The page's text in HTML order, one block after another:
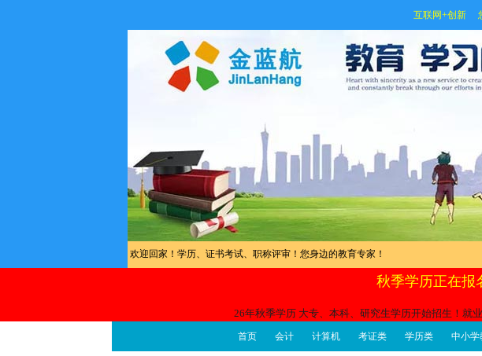
互联网+创新
欢迎回家！学历、证书考试、职称评审！您身边的教育专家！
秋季学历正在报
26年秋季学历 大专、本科、研究生学历开始招生！就
首页 会计 计算机 考证类 学历类 中小学